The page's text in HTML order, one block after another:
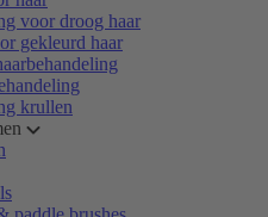
voor droog haar
gekleurd haar
krullen